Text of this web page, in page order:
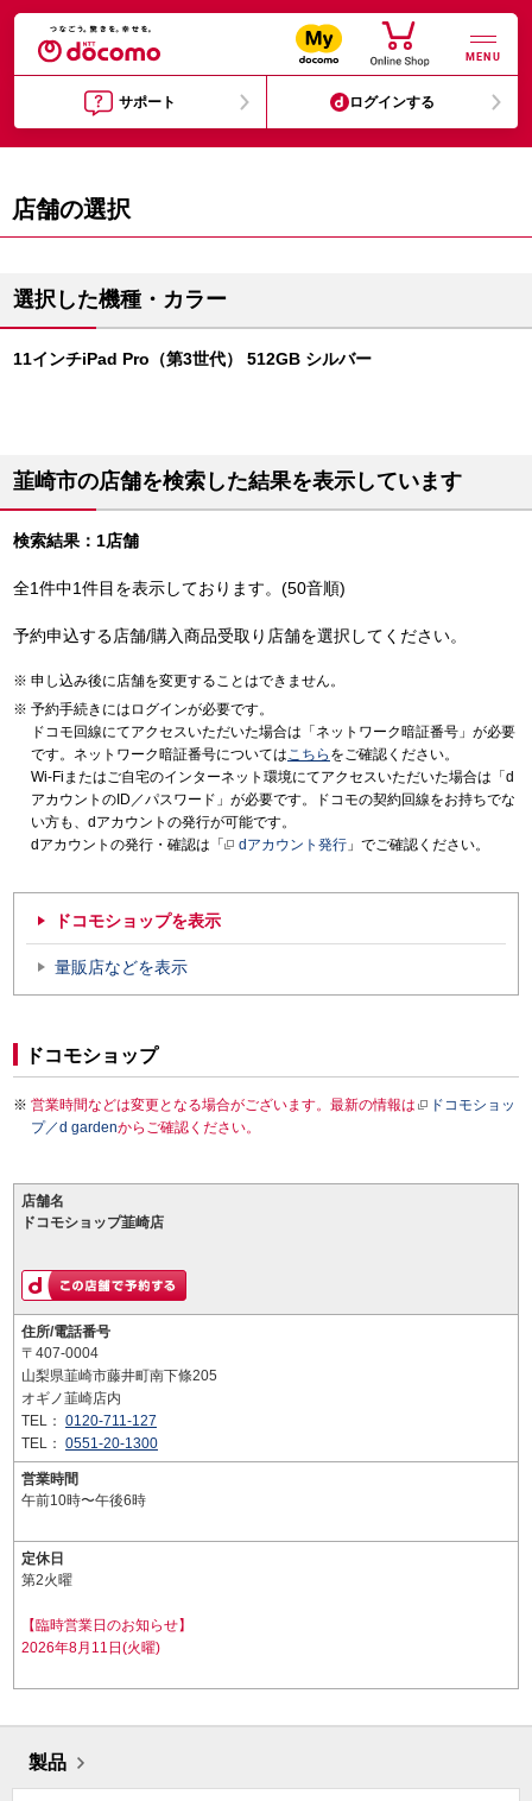
MENU
サポート ログインする
店舗の選択
選択した機種・カラー
11インチiPad Pro（第3世代） 512GB シルバー
韮崎市の店舗を検索した結果を表示しています
検索結果：1店舗
全1件中1件目を表示しております。(50音順)
予約申込する店舗/購入商品受取り店舗を選択してください。
申し込み後に店舗を変更することはできません。
予約手続きにはログインが必要です。
ドコモ回線にてアクセスいただいた場合は「ネットワーク暗証番号」が必要
です。ネットワーク暗証番号についてはこちら をご確認ください。
Wi-Fiまたはご自宅のインターネット環境にてアクセスいただいた場合は「d
アカウントのID／パスワード」が必要です。ドコモの契約回線をお持ちでな
い方も、dアカウントの発行が可能です。
dアカウントの発行・確認は「
dアカウント発行 」でご確認ください。
ドコモショップを表示
量販店などを表示
ドコモショップ
営業時間などは変更となる場合がございます。最新の情報は
ドコモショッ
プ／d gardenからご確認ください。
店舗名
ドコモショップ韮崎店
住所/電話番号
〒407-0004
山梨県韮崎市藤井町南下條205
オギノ韮崎店内
TEL： 0120-711-127
TEL： 0551-20-1300
営業時間
午前10時〜午後6時
定休日
第2火曜
【臨時営業日のお知らせ】
2026年8月11日(火曜)
製品